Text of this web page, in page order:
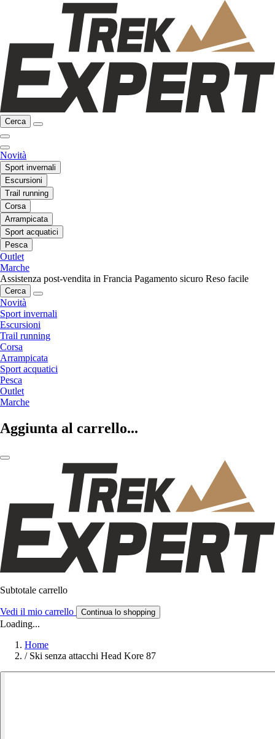
Cerca
Novità
Sport invernali
Escursioni
Trail running
Corsa
Arrampicata
Sport acquatici
Pesca
Outlet
Marche
Assistenza post-vendita in Francia Pagamento sicuro Reso facile
Cerca
Novità
Sport invernali
Escursioni
Trail running
Corsa
Arrampicata
Sport acquatici
Pesca
Outlet
Marche
Aggiunta al carrello...
Subtotale carrello
Vedi il mio carrello Continua lo shopping
Loading...
Home
/ Ski senza attacchi Head Kore 87